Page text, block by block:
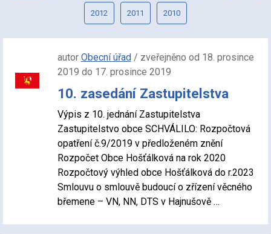
2012 2011 2010
autor Obecní úřad/ zveřejněno od 18. prosince
2019 do 17. prosince 2019
10. zasedání Zastupitelstva
Výpis z 10. jednání Zastupitelstva
Zastupitelstvo obce SCHVÁLILO: Rozpočtová
opatření č.9/2019 v předloženém znění
Rozpočet Obce Hošťálková na rok 2020
Rozpočtový výhled obce Hošťálková do r.2023
Smlouvu o smlouvě budoucí o zřízení věcného
břemene – VN, NN, DTS v Hajnušově …